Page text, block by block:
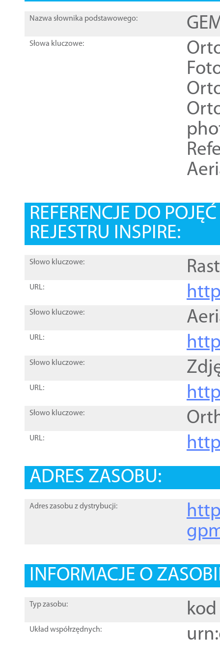
Nazwa słownika podstawowego:
Słowa kluczowe:
REFERENCJE DO
REJESTRU INSPIRE:
Słowo kluczowe:
URL:
Słowo kluczowe:
URL:
Słowo kluczowe:
URL:
Słowo kluczowe:
URL:
ADRES ZASOBU:
Adres zasobu z dystrybucji:
INFORMACJE O
Typ zasobu: kod
Układ współrzędnych: